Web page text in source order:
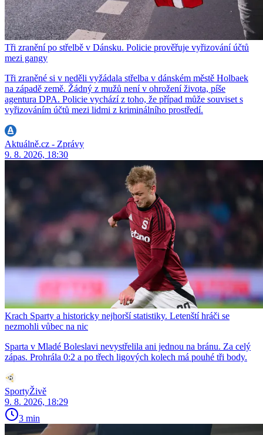
Tři zranění po střelbě v Dánsku. Policie prověřuje vyřizování účtů
mezi gangy
Tři zraněné si v neděli vyžádala střelba v dánském městě Holbaek
na západě země. Žádný z mužů není v ohrožení života, píše
agentura DPA. Policie vychází z toho, že případ může souviset s
vyřizováním účtů mezi lidmi z kriminálního prostředí.
Aktuálně.cz - Zprávy
9. 8. 2026, 18:30
Krach Sparty a historicky nejhorší statistiky. Letenští hráči se
nezmohli vůbec na nic
Sparta v Mladé Boleslavi nevystřelila ani jednou na bránu. Za celý
zápas. Prohrála 0:2 a po třech ligových kolech má pouhé tři body.
SportyŽivě
9. 8. 2026, 18:29
3 min